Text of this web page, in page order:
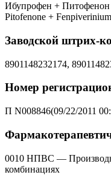
Ибупрофен +
Pitofenone +
Заводской штрих-
8901148232174,
Номер
П N008846(09/22/2011
0010 НПВС —
комбинациях